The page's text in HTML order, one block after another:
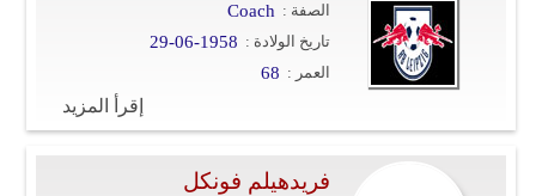
الصفة : Coach
تاريخ الولادة : 29-06-1958
العمر : 68
إقرأ المزيد
فريدهيلم فونكل